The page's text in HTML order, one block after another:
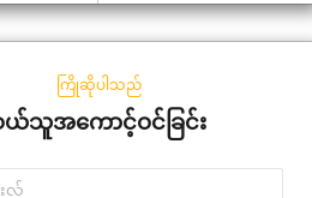
ကြိုဆိုပါသည်
ယ်သူအကောင့်ဝင်ခြင်း